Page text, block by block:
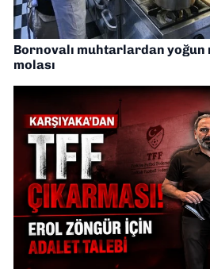
Bornovalı muhtarlardan yoğun
molası